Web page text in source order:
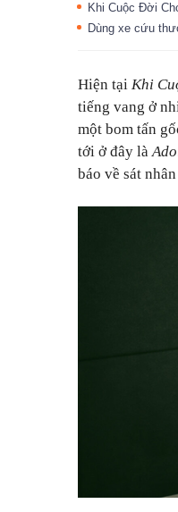
Khi Cuộc Đời
Dùng xe cứu
Hiện tại Khi
tiếng vang ở
một bom tấn
tới ở đây là
báo về sát